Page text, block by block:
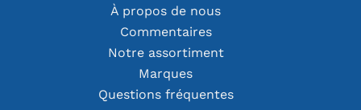
À propos de nous
Commentaires
Notre assortiment
Marques
Questions fréquentes